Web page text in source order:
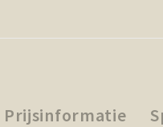
Prijsinformatie